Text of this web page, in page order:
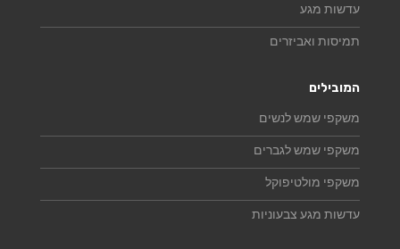
עדשות מגע
תמיסות ואביזרים
המובילים
משקפי שמש לנשים
משקפי שמש לגברים
משקפי מולטיפוקל
עדשות מגע צבעוניות